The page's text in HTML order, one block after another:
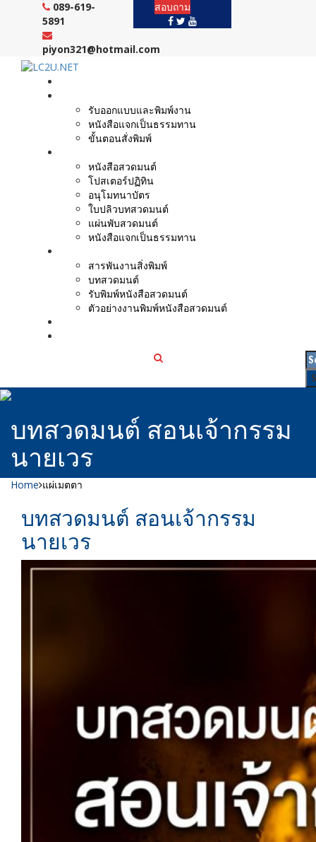
089-619-
5891
piyon321@hotmail.com
สอบถาม
รับออกแบบและพิมพ์งาน
หนังสือแจกเป็นธรรมทาน
ขั้นตอนสั่งพิมพ์
หนังสือสวดมนต์
โปสเตอร์ปฏิทิน
อนุโมทนาบัตร
ใบปลิวบทสวดมนต์
แผ่นพับสวดมนต์
หนังสือแจกเป็นธรรมทาน
สารพันงานสิ่งพิมพ์
บทสวดมนต์
รับพิมพ์หนังสือสวดมนต์
ตัวอย่างงานพิมพ์หนังสือสวดมนต์
บทสวดมนต์ สอนเจ้ากรรม
นายเวร
Home แผ่เมตตา
บทสวดมนต์ สอนเจ้ากรรม
นายเวร